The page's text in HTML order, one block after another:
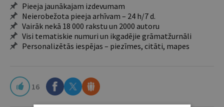
Pieeja jaunākajam izdevumam
Neierobežota pieeja arhīvam – 24 h/7 d.
Vairāk nekā 18 000 rakstu un 2000 autoru
Visi tematiskie numuri un ikgadējie grāmatžurnāli
Personalizētās iespējas – piezīmes, citāti, mapes
16